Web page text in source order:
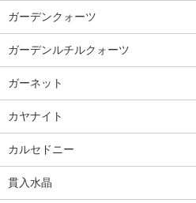
ガーデンクォーツ
ガーデンルチルクォーツ
ガーネット
カヤナイト
カルセドニー
貫入水晶